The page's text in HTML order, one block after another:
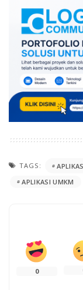
TAGS:
APLIKASI UMKM
0